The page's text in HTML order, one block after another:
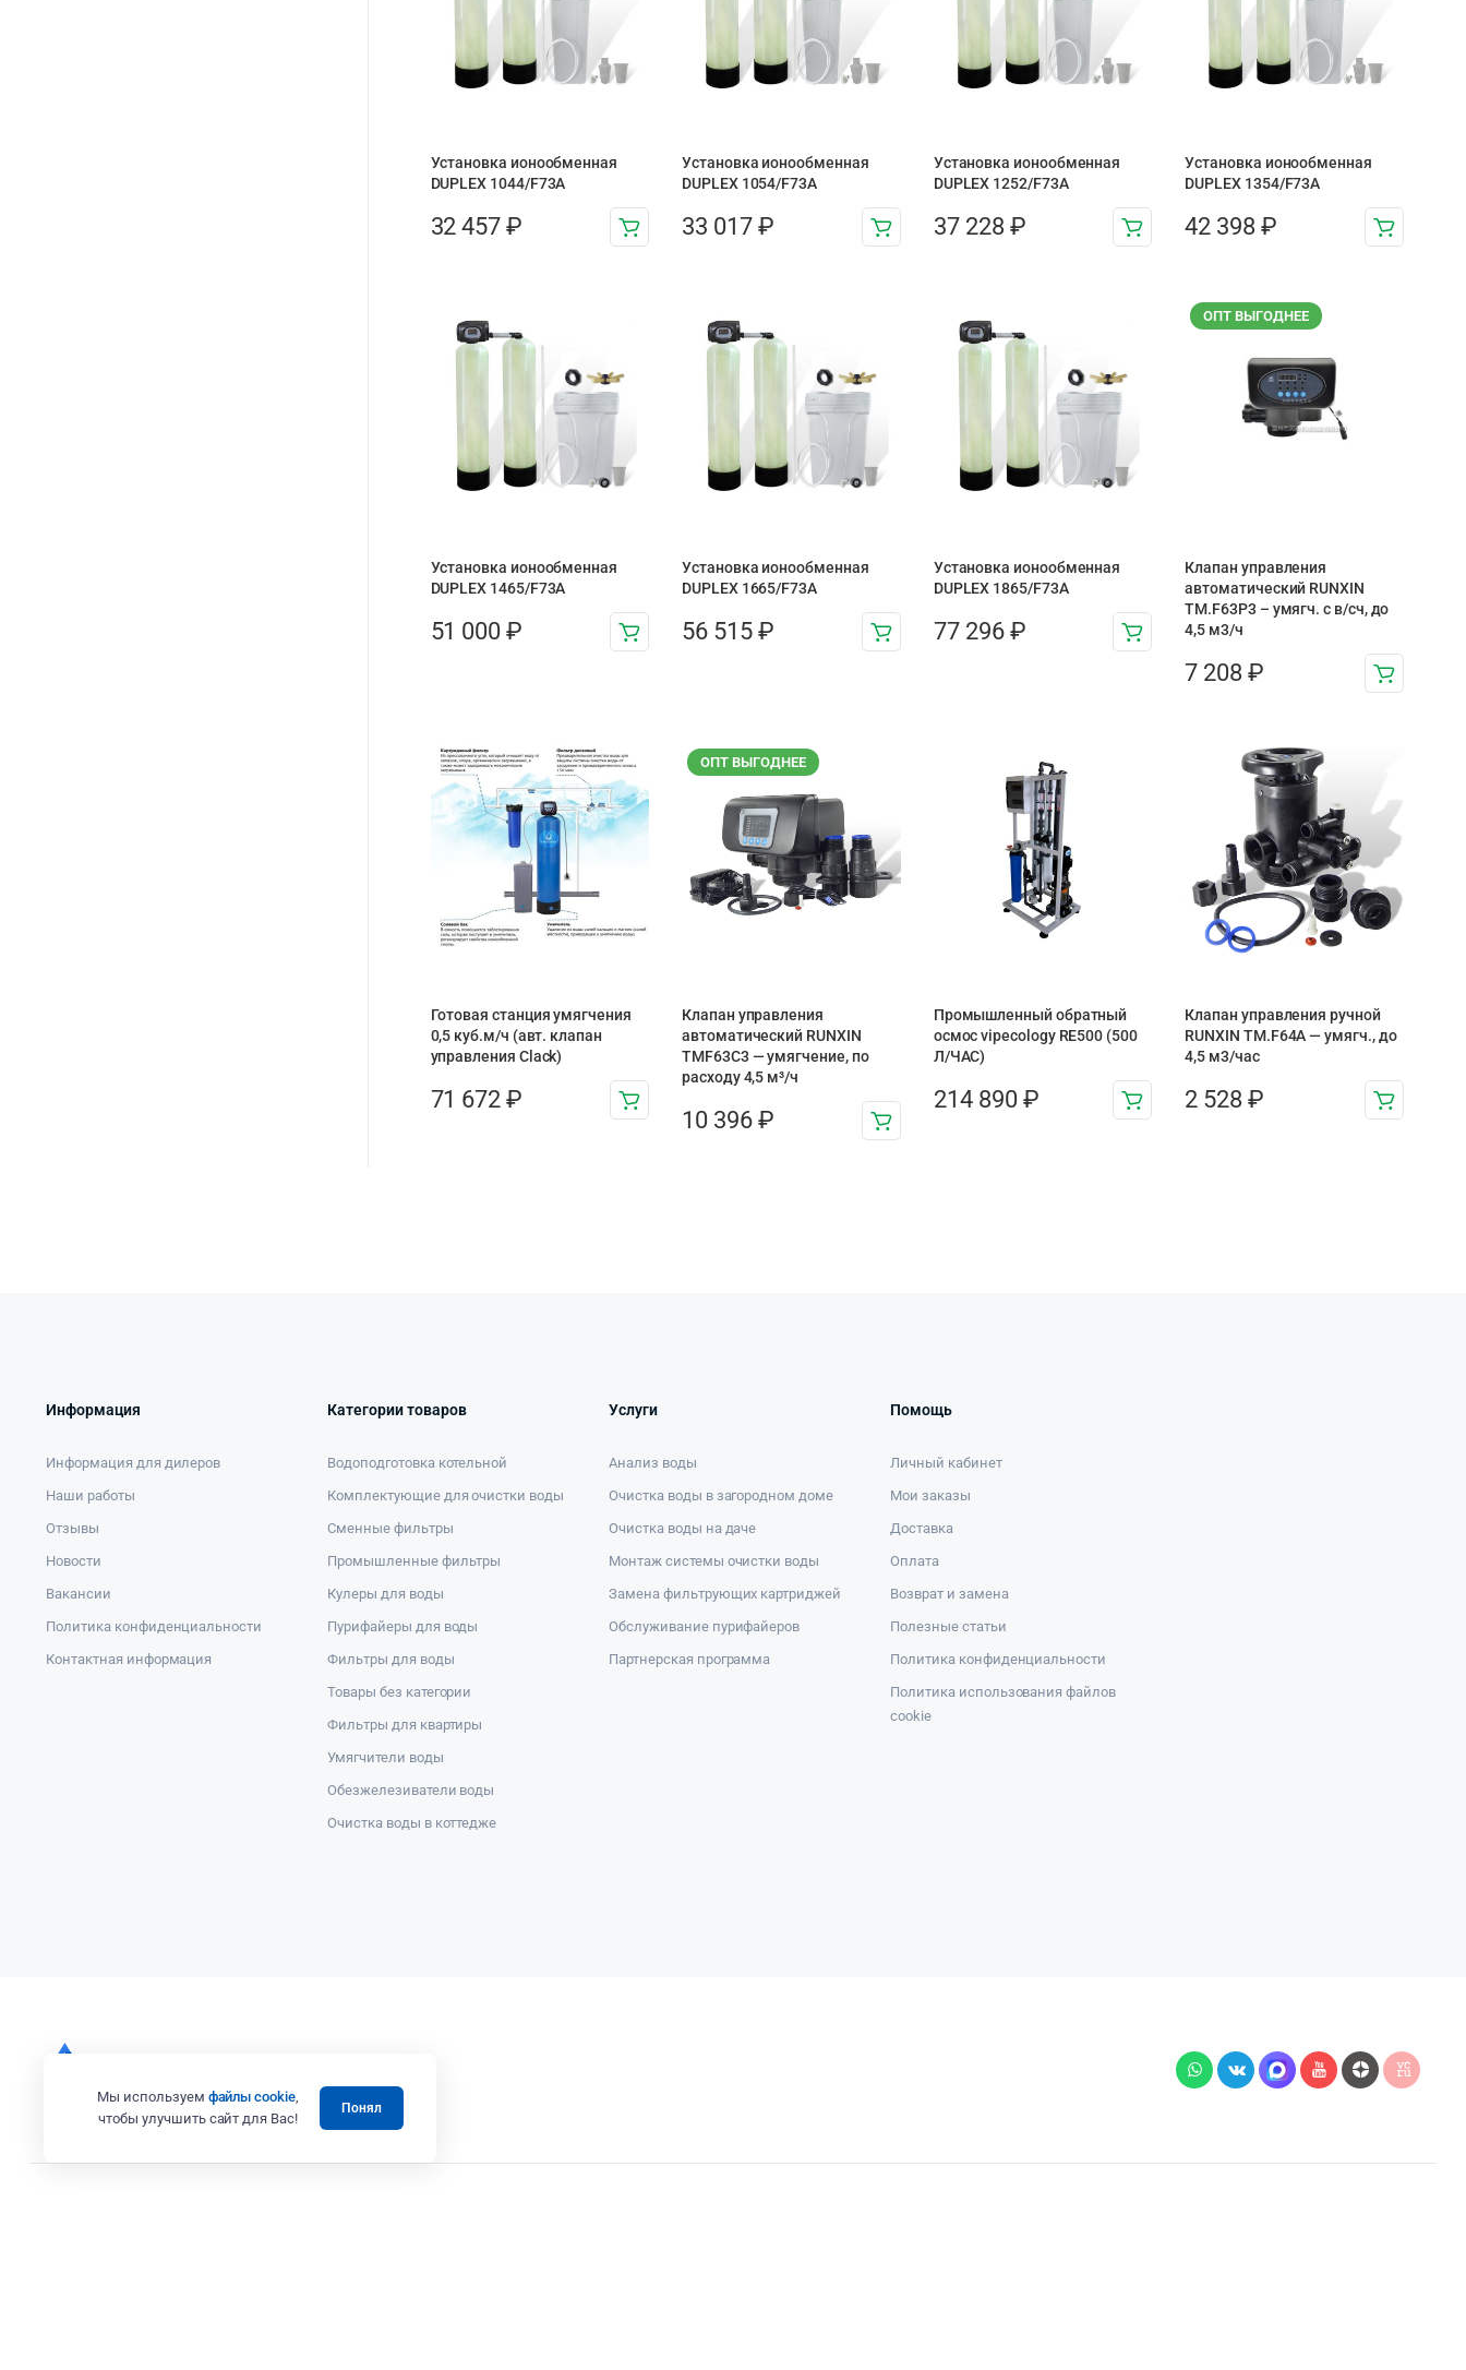
Установка ионообменная
DUPLEX 1044/F73A
32 457₽
Установка ионообменная
DUPLEX 1054/F73A
33 017 ₽
Установка ионообменная
DUPLEX 1252/F73A
37 228 ₽
Установка ионообменная
DUPLEX 1354/F73A
42 398₽
Установка ионообменная
DUPLEX 1465/F73A
51 000₽
Установка ионообменная
DUPLEX 1665/F73A
56 515 ₽
Установка ионообменная
DUPLEX 1865/F73A
77 296 ₽
ОПТ ВЫГОДНЕЕ
Клапан управления
автоматический RUNXIN
TM.F63P3 – умягч. с в/сч, до
4,5 м3/ч
7 208₽
Готовая станция умягчения
0,5 куб.м/ч (авт. клапан
управления Clack)
71 672₽
ОПТ ВЫГОДНЕЕ
Клапан управления
автоматический RUNXIN
TMF63C3 — умягчение, по
расходу 4,5 м³/ч
10 396 ₽
Промышленный обратный
осмос vipecology RE500 (500
Л/ЧАС)
214 890 ₽
Клапан управления ручной
RUNXIN TM.F64A — умягч., до
4,5 м3/час
2 528₽
Информация
Информация для дилеров
Наши работы
Отзывы
Новости
Вакансии
Политика конфиденциальности
Контактная информация
Категории товаров
Водоподготовка котельной
Комплектующие для очистки воды
Сменные фильтры
Промышленные фильтры
Кулеры для воды
Пурифайеры для воды
Фильтры для воды
Товары без категории
Фильтры для квартиры
Умягчители воды
Обезжелезиватели воды
Очистка воды в коттедже
Услуги
Анализ воды
Очистка воды в загородном доме
Очистка воды на даче
Монтаж системы очистки воды
Замена фильтрующих картриджей
Обслуживание пурифайеров
Партнерская программа
Помощь
Личный кабинет
Мои заказы
Доставка
Оплата
Возврат и замена
Полезные статьи
Политика конфиденциальности
Политика использования файлов
cookie
Мы используем файлы cookie,
чтобы улучшить сайт для Вас!
Понял